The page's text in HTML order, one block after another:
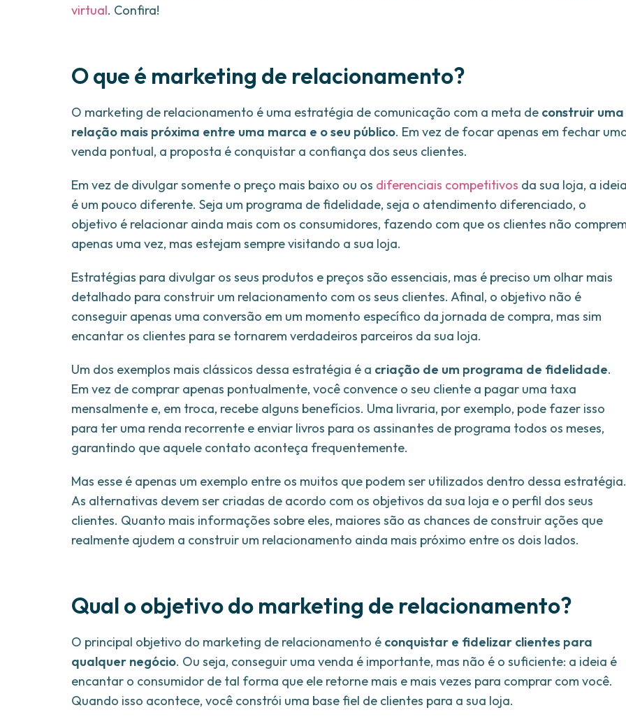
virtual. Confira!
O que é marketing de relacionamento?
O marketing de relacionamento é uma estratégia de comunicação com a meta de construir uma
relação mais próxima entre uma marca e o seu público. Em vez de focar apenas em fechar
venda pontual, a proposta é conquistar a confiança dos seus clientes.
Em vez de divulgar somente o preço mais baixo ou os diferenciais competitivos da sua loja, a
é um pouco diferente. Seja um programa de fidelidade, seja o atendimento diferenciado, o
objetivo é relacionar ainda mais com os consumidores, fazendo com que os clientes não
apenas uma vez, mas estejam sempre visitando a sua loja.
Estratégias para divulgar os seus produtos e preços são essenciais, mas é preciso um olhar mais
detalhado para construir um relacionamento com os seus clientes. Afinal, o objetivo não é
conseguir apenas uma conversão em um momento específico da jornada de compra, mas sim
encantar os clientes para se tornarem verdadeiros parceiros da sua loja.
Um dos exemplos mais clássicos dessa estratégia é a criação de um programa de fidelidade.
Em vez de comprar apenas pontualmente, você convence o seu cliente a pagar uma taxa
mensalmente e, em troca, recebe alguns benefícios. Uma livraria, por exemplo, pode fazer isso
para ter uma renda recorrente e enviar livros para os assinantes de programa todos os meses,
garantindo que aquele contato aconteça frequentemente.
Mas esse é apenas um exemplo entre os muitos que podem ser utilizados dentro dessa estratégia.
As alternativas devem ser criadas de acordo com os objetivos da sua loja e o perfil dos seus
clientes. Quanto mais informações sobre eles, maiores são as chances de construir ações que
realmente ajudem a construir um relacionamento ainda mais próximo entre os dois lados.
Qual o objetivo do marketing de relacionamento?
O principal objetivo do marketing de relacionamento é conquistar e fidelizar clientes para
qualquer negócio. Ou seja, conseguir uma venda é importante, mas não é o suficiente: a ideia é
encantar o consumidor de tal forma que ele retorne mais e mais vezes para comprar com você.
Quando isso acontece, você constrói uma base fiel de clientes para a sua loja.